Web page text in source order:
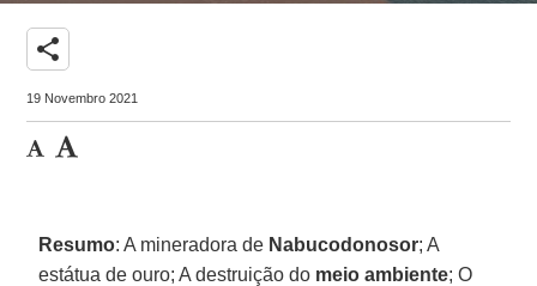
share
19 Novembro 2021
Resumo: A mineradora de Nabucodonosor; A
estátua de ouro; A destruição do meio ambiente; O